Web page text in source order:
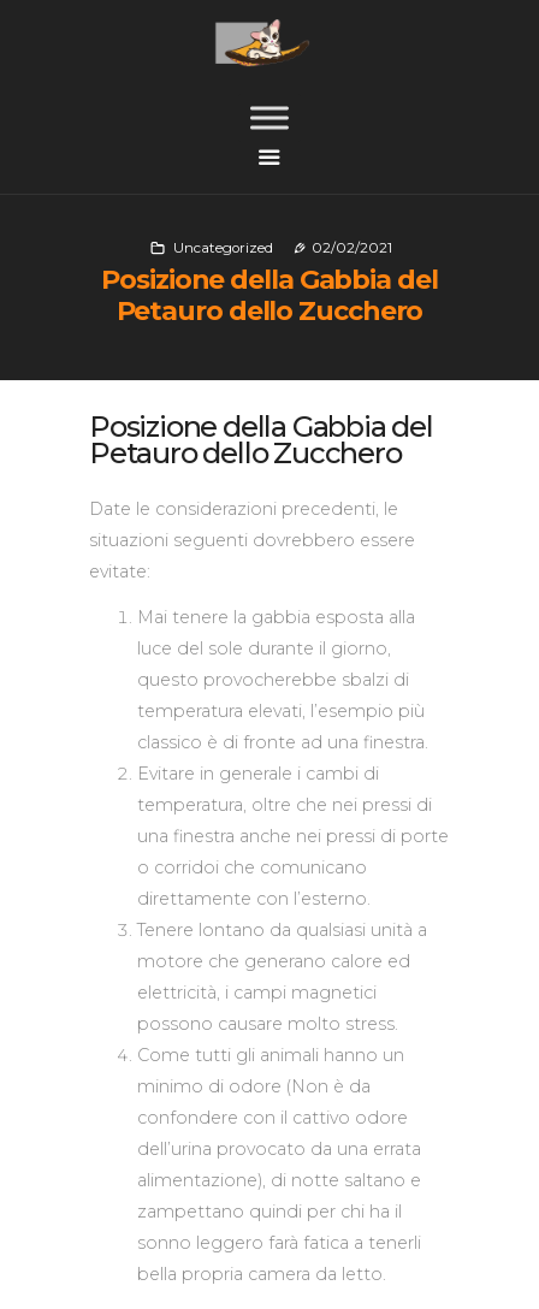
Uncategorized 02/02/2021
Posizione della Gabbia del
Petauro dello Zucchero
Posizione della Gabbia del
Petauro dello Zucchero
Date le considerazioni precedenti, le
situazioni seguenti dovrebbero essere
evitate:
Mai tenere la gabbia esposta alla
luce del sole durante il giorno,
questo provocherebbe sbalzi di
temperatura elevati, l’esempio più
classico è di fronte ad una finestra.
Evitare in generale i cambi di
temperatura, oltre che nei pressi di
una finestra anche nei pressi di porte
o corridoi che comunicano
direttamente con l’esterno.
Tenere lontano da qualsiasi unità a
motore che generano calore ed
elettricità, i campi magnetici
possono causare molto stress.
Come tutti gli animali hanno un
minimo di odore (Non è da
confondere con il cattivo odore
dell’urina provocato da una errata
alimentazione), di notte saltano e
zampettano quindi per chi ha il
sonno leggero farà fatica a tenerli
bella propria camera da letto.